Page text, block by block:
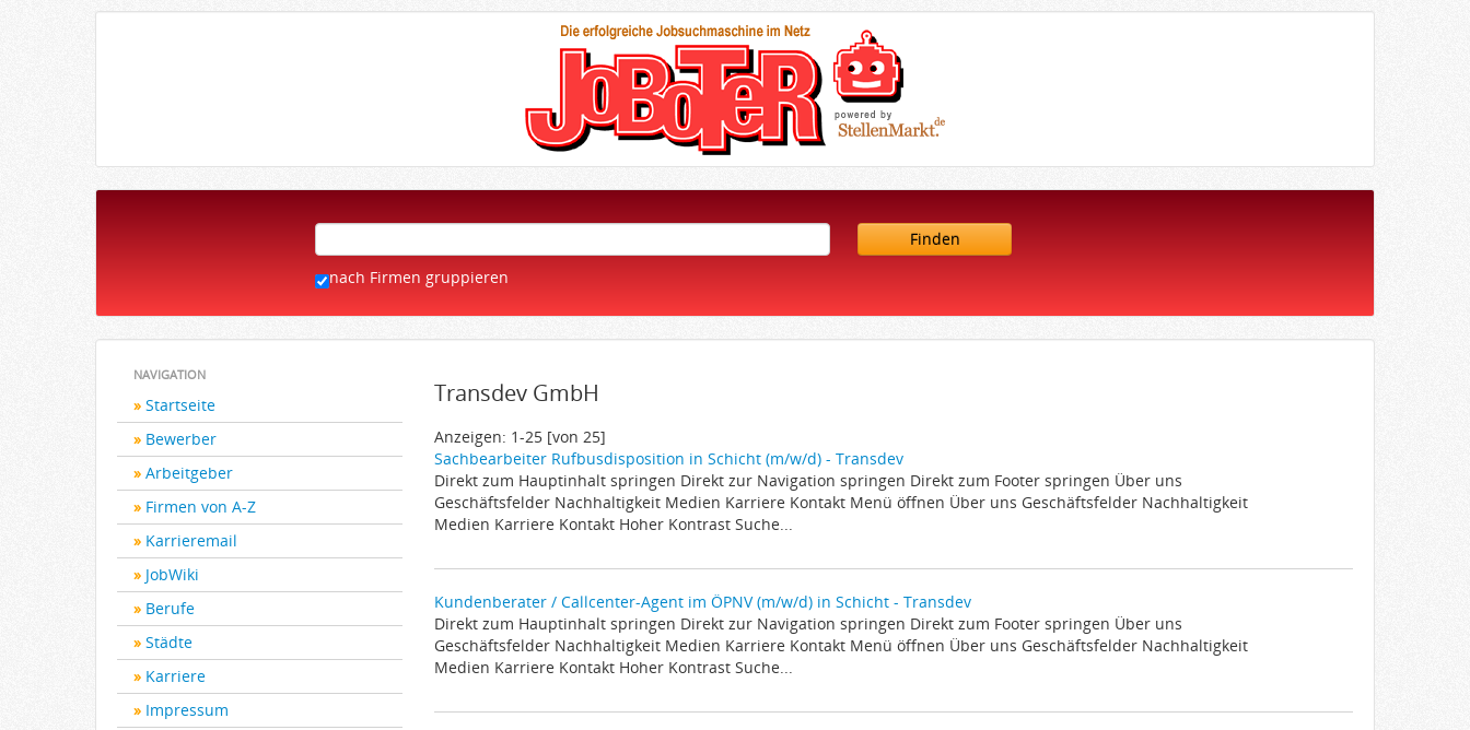
Finden
nach Firmen gruppieren
NAVIGATION
Startseite
Bewerber
Arbeitgeber
Firmen von A-Z
Karrieremail
JobWiki
Berufe
Städte
Karriere
Impressum
Transdev GmbH
Anzeigen: 1-25 [von 25]
Sachbearbeiter Rufbusdisposition in Schicht (m/w/d) - Transdev
Direkt zum Hauptinhalt springen Direkt zur Navigation springen Direkt zum Footer springen Über uns
Geschäftsfelder Nachhaltigkeit Medien Karriere Kontakt Menü öffnen Über uns Geschäftsfelder Nachhaltigkeit
Medien Karriere Kontakt Hoher Kontrast Suche...
Kundenberater / Callcenter-Agent im ÖPNV (m/w/d) in Schicht - Transdev
Direkt zum Hauptinhalt springen Direkt zur Navigation springen Direkt zum Footer springen Über uns
Geschäftsfelder Nachhaltigkeit Medien Karriere Kontakt Menü öffnen Über uns Geschäftsfelder Nachhaltigkeit
Medien Karriere Kontakt Hoher Kontrast Suche...